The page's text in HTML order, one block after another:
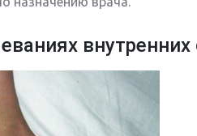
внутренних